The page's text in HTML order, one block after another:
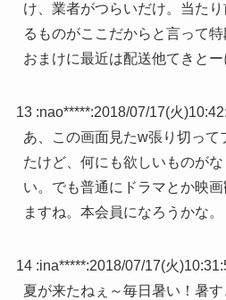
け、業者がつらいだけ。当た
るものがここだからと言って特
おまけに最近は配送他てきとー
13 :nao*****:2018/07/17(火
あ、この画面見たw張り切って
たけど、何にも欲しいものが
い。でも普通にドラマとか映
ますね。本会員になろうかな。
14 :ina*****:2018/07/17(火
夏が来たねぇ～毎日暑い！暑す